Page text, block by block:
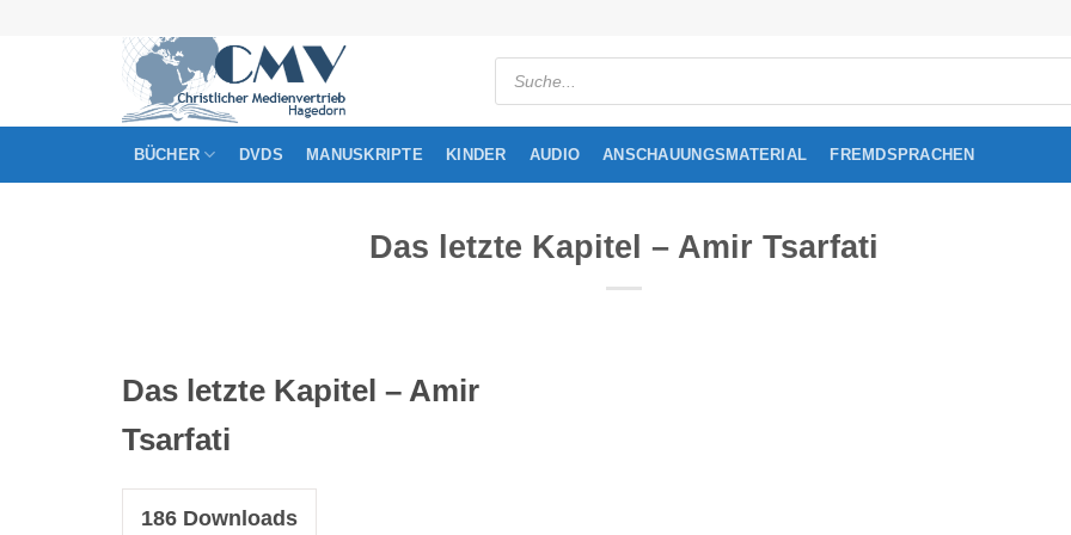
Products
search
BÜCHER DVDS MANUSKRIPTE KINDER AUDIO ANSCHAUUNGSMATERIAL FREMDSPRACHEN
Das letzte Kapitel – Amir Tsarfati
Das letzte Kapitel – Amir
Tsarfati
186 Downloads